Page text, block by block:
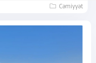
Cəmiyyət